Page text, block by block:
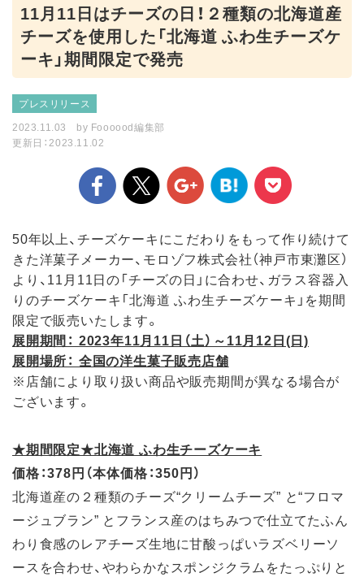
11月11日はチーズの日！２種類の北海道産
チーズを使用した「北海道 ふわ生チーズケ
ーキ」期間限定で発売
プレスリリース
2023.11.03
by Foooood編集部
更新日：2023.11.02
50年以上、チーズケーキにこだわりをもって作り続けて
きた洋菓子メーカー、モロゾフ株式会社（神戸市東灘区）
より、11月11日の「チーズの日」に合わせ、ガラス容器入
りのチーズケーキ「北海道 ふわ生チーズケーキ」を期間
限定で販売いたします。
展開期間： 2023年11月11日（土）～11月12日(日)
展開場所： 全国の洋生菓子販売店舗
※店舗により取り扱い商品や販売期間が異なる場合が
ございます。
★期間限定★北海道 ふわ生チーズケーキ
価格：378円（本体価格：350円）
北海道産の２種類のチーズ“クリームチーズ” と“フロマ
ージュブラン” とフランス産のはちみつで仕立てたふん
わり食感のレアチーズ生地に甘酸っぱいラズベリーソ
ースを合わせ、やわらかなスポンジクラムをたっぷりと